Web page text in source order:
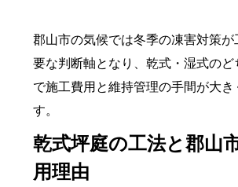
郡山市の気候では冬季の凍害対策
要な判断軸となり、乾式・湿式の
で施工費用と維持管理の手間が大き
す。
乾式坪庭の工法と郡山
用理由